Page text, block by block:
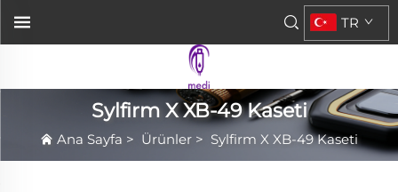
TR
Sylfirm X XB-49 Kaseti
Ana Sayfa > Ürünler > Sylfirm X XB-49 Kaseti